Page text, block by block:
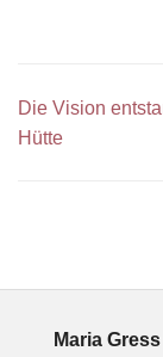
Die Vision
Hütte
Maria